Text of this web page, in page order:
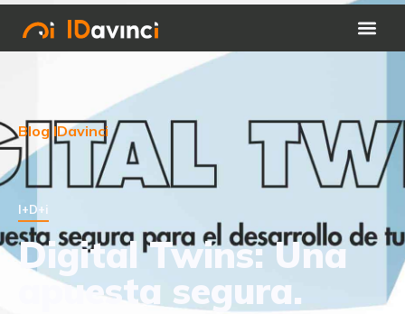
Blog IDavinci
I+D+i
Digital Twins: Una
apuesta segura.